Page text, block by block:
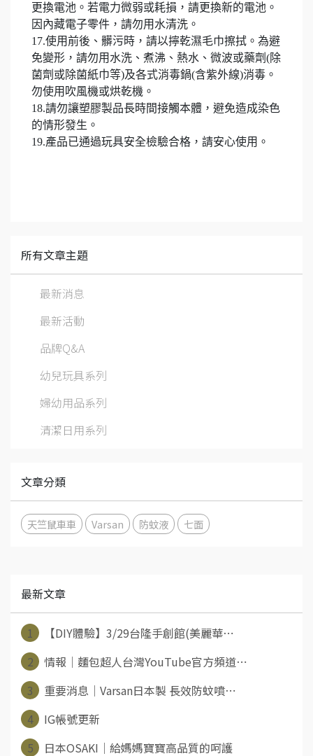
更換電池。若電力微弱或耗損，請更換新的電池。
因內藏電子零件，請勿用水清洗。
17.使用前後、髒污時，請以擰乾濕毛巾擦拭。為避
免變形，請勿用水洗、煮沸、熱水、微波或藥劑(除
菌劑或除菌紙巾等)及各式消毒鍋(含紫外線)消毒。
勿使用吹風機或烘乾機。
18.請勿讓塑膠製品長時間接觸本體，避免造成染色
的情形發生。
19.產品已通過玩具安全檢驗合格，請安心使用。
所有文章主題
最新消息
最新活動
品牌Q&A
幼兒玩具系列
婦幼用品系列
清潔日用系列
文章分類
天竺鼠車車 Varsan 防蚊液 七面
最新文章
1
【DIY體驗】3/29台隆手創館(美麗華⋯
2
情報│麵包超人台灣YouTube官方頻道⋯
3
重要消息│Varsan日本製 長效防蚊噴⋯
4
IG帳號更新
5
日本OSAKI│給媽媽寶寶高品質的呵護